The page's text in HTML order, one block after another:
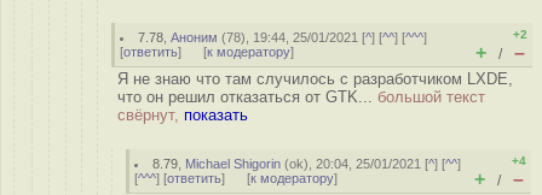
7.78 ,Аноним (78), 19:44, 25/01/2021 [^] [^^] [^^^]
[ответить] [к модератору]
+2
+ / –
Я не знаю что там случилось с разработчиком LXDE,
что он решил отказаться от GTK... большой текст
свёрнут, показать
8.79 Michael Shigorin (ok), 20:04, 25/01/2021 [^] [^^]
[^^^] [ответить] [к модератору]
+4
+ / –